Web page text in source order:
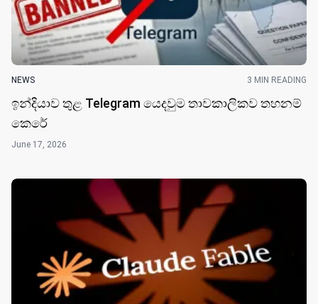
NEWS 3 MIN READING
ඉන්දියාව තුළ Telegram යෙදවුම තාවකාලිකව තහනම්
කෙරේ
June 17, 2026